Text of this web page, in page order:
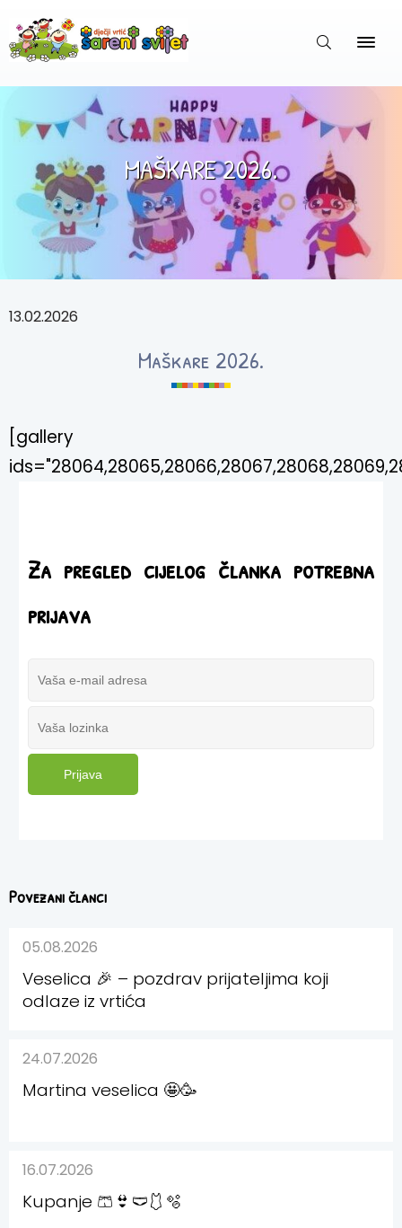
MAŠKARE 2026.
13.02.2026
Maškare 2026.
[gallery
Za pregled cijelog članka potrebna
prijava
Prijava
Povezani članci
05.08.2026
Veselica 🎉 – pozdrav prijateljima koji
odlaze iz vrtića
24.07.2026
Martina veselica 🤩🥳
16.07.2026
Kupanje 🩳👙🩲🩱🫧